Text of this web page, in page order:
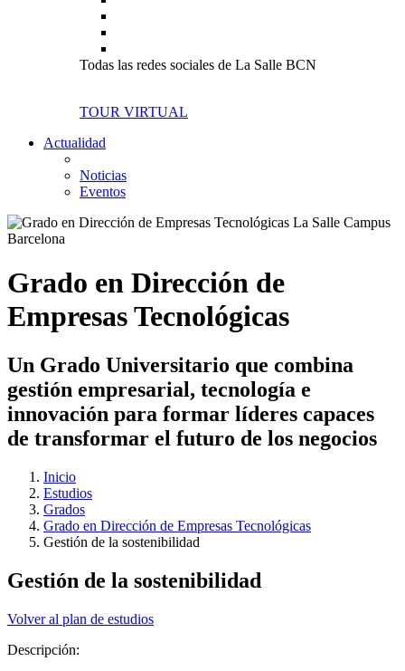
Todas las redes sociales de La Salle BCN
TOUR VIRTUAL
Actualidad
Noticias
Eventos
Grado en Dirección de
Empresas Tecnológicas
Un Grado Universitario que combina
gestión empresarial, tecnología e
innovación para formar líderes capaces
de transformar el futuro de los negocios
Inicio
Estudios
Grados
Grado en Dirección de Empresas Tecnológicas
Gestión de la sostenibilidad
Gestión de la sostenibilidad
Volver al plan de estudios
Descripción: